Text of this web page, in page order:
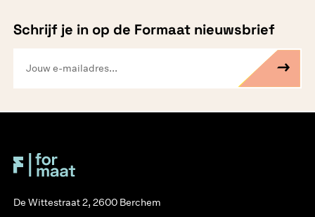
Schrijf je in op de Formaat nieuwsbrief
De Wittestraat 2, 2600 Berchem